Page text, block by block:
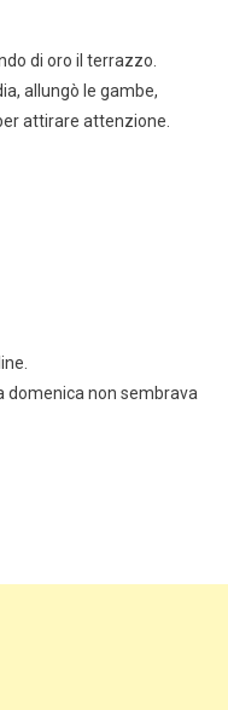
di oro il terrazzo.
allungò le gambe,
attirare attenzione.
domenica non sembrava